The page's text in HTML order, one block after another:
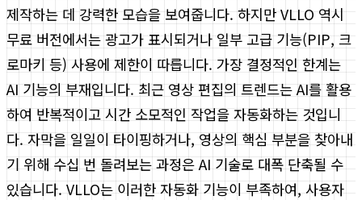
제작하는 데 강력한 모습을 보여줍니다. 하지만 VLLO 역시
무료 버전에서는 광고가 표시되거나 일부 고급 기능(PIP, 크
로마키 등) 사용에 제한이 따릅니다. 가장 결정적인 한계는
AI 기능의 부재입니다. 최근 영상 편집의 트렌드는 AI를 활용
하여 반복적이고 시간 소모적인 작업을 자동화하는 것입니
다. 자막을 일일이 타이핑하거나, 영상의 핵심 부분을 찾아내
기 위해 수십 번 돌려보는 과정은 AI 기술로 대폭 단축될 수
있습니다. VLLO는 이러한 자동화 기능이 부족하여, 사용자